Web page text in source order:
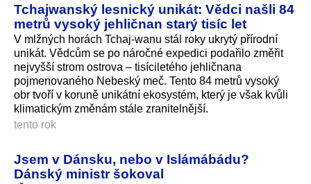
Tchajwanský lesnický unikát: Vědci našli 84
metrů vysoký jehličnan starý tisíc let
V mlžných horách Tchaj-wanu stál roky ukrytý přírodní
unikát. Vědcům se po náročné expedici podařilo změřit
nejvyšší strom ostrova – tisíciletého jehličnana
pojmenovaného Nebeský meč. Tento 84 metrů vysoký
obr tvoří v koruně unikátní ekosystém, který je však kvůli
klimatickým změnám stále zranitelnější.
tento rok
Jsem v Dánsku, nebo v Islámábádu?
Dánský ministr šokoval